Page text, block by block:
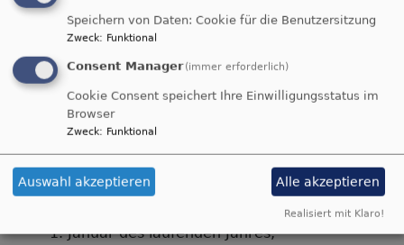
Für das Kirchgeld gilt - wie für jede Steuer - der
Gleichbehandlungsgrundsatz: Abhängig von den
jeweiligen Einkünften ist jede und jeder in
gleicher Weise von der Steuer betroffen.
Kirchgeldpflichtig sind evangelisch-lutherische
Gemeindeglieder, die am 1. Januar die folgenden
Voraussetzungen (die alle gleichzeitig vorliegen
müssen) erfüllen:
Vollendung des 18. Lebensjahres vor dem
1. Januar des laufenden Jahres,
Speichern von Daten: Cookie für die Benutzersitzung
Zweck: Funktional
Consent Manager (immer erforderlich)
Cookie Consent speichert Ihre Einwilligungsstatus im
Browser
Zweck: Funktional
Auswahl akzeptieren Alle akzeptieren
Realisiert mit Klaro!